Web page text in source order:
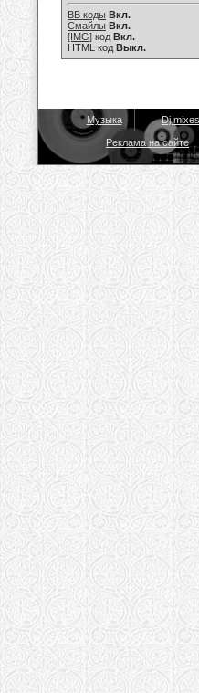
BB коды Вкл.
Смайлы Вкл.
[IMG] код Вкл.
HTML код Выкл.
Музыка Dj mixes
Реклама на сайте